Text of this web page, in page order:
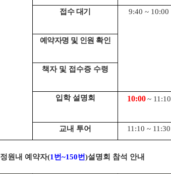
접수 대기 9:40 ~ 10:00
예약자명 및 인원 확인
책자 및 접수증 수령
입학 설명회 10:00 ~ 11:10
교내 투어 11:10 ~ 11:30
정원내 예약자(1 번~150번)설명회 참석 안내